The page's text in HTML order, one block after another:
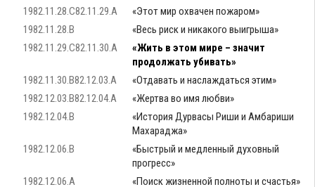
1982.11.28.C82.11.29.A
«Этот мир охвачен пожаром»
1982.11.28.B
«Весь риск и никакого выигрыша»
1982.11.29.C82.11.30.A
«Жить в этом мире – значит
продолжать убивать»
1982.11.30.B82.12.03.A
«Отдавать и наслаждаться этим»
1982.12.03.B82.12.04.A
«Жертва во имя любви»
1982.12.04.B
«История Дурвасы Риши и Амбариши
Махараджа»
1982.12.06.B
«Быстрый и медленный духовный
прогресс»
1982.12.06.A
«Поиск жизненной полноты и счастья»